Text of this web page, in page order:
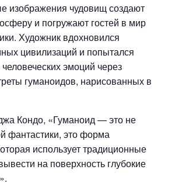
изображения чудовищ создают
и погружают гостей в мир
Художник вдохновился
цивилизаций и попытался
человеческих эмоций через
гуманоидов, нарисованных в
Кондо, «Гуманоид — это не
фантастики, это форма
использует традиционные
на поверхность глубокие